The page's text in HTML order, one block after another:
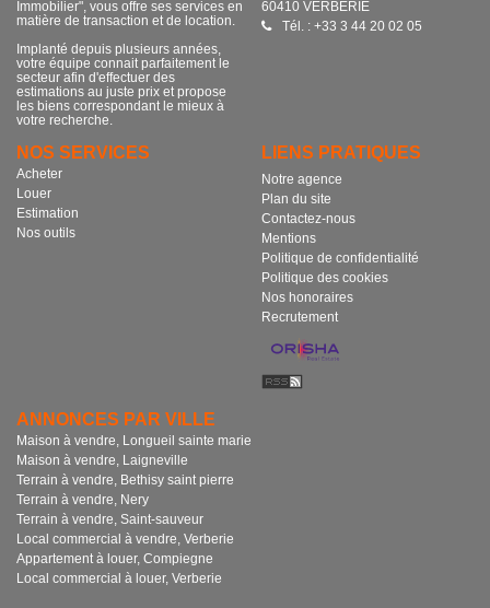
Immobilier", vous offre ses services en
matière de transaction et de location.
Implanté depuis plusieurs années,
votre équipe connait parfaitement le
secteur afin d'effectuer des
estimations au juste prix et propose
les biens correspondant le mieux à
votre recherche.
60410 VERBERIE
Tél. : +33 3 44 20 02 05
NOS SERVICES
Acheter
Louer
Estimation
Nos outils
LIENS PRATIQUES
Notre agence
Plan du site
Contactez-nous
Mentions
Politique de confidentialité
Politique des cookies
Nos honoraires
Recrutement
ANNONCES PAR VILLE
Maison à vendre, Longueil sainte marie
Maison à vendre, Laigneville
Terrain à vendre, Bethisy saint pierre
Terrain à vendre, Nery
Terrain à vendre, Saint-sauveur
Local commercial à vendre, Verberie
Appartement à louer, Compiegne
Local commercial à louer, Verberie